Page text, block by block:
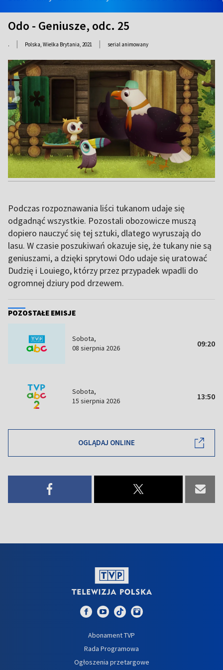
Odo - Geniusze, odc. 25
. | Polska, Wielka Brytania, 2021 | serial animowany
Podczas rozpoznawania liści tukanom udaje się
odgadnąć wszystkie. Pozostali obozowicze muszą
dopiero nauczyć się tej sztuki, dlatego wyruszają do
lasu. W czasie poszukiwań okazuje się, że tukany nie są
geniuszami, a dzięki sprytowi Odo udaje się uratować
Dudzię i Louiego, którzy przez przypadek wpadli do
ogromnej dziury pod drzewem.
POZOSTAŁE EMISJE
Sobota,
08 sierpnia 2026
09:20
Sobota,
15 sierpnia 2026
13:50
OGLĄDAJ ONLINE
Abonament TVP
Rada Programowa
Ogłoszenia przetargowe